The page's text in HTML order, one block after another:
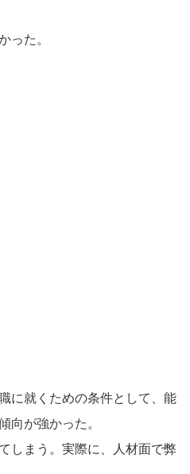
った。
に就くための条件として、能
向が強かった。
しまう。実際に、人材面で弊